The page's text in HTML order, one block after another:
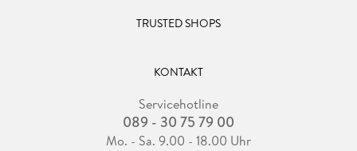
TRUSTED SHOPS
KONTAKT
Servicehotline
089 - 30 75 79 00
Mo. - Sa. 9.00 - 18.00 Uhr